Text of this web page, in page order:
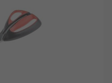
รไกรอย่าง
ช้งาน